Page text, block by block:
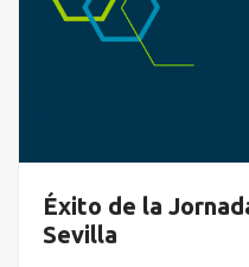
Éxito de la
Sevilla